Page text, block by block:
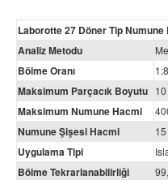
Laborotte 27 Döner Tip Numune
Analiz Metodu
Bölme Oranı
Maksimum Parçacık Boyutu
Maksimum Numune Hacmi
Numune Şişesi Hacmi
Uygulama Tipi
Bölme Tekrarlanabilirliği